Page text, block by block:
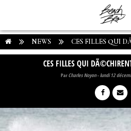
NEWS CES FILLES QUI
CES FILLES QUI
ParCharles Noyon-lundi 12